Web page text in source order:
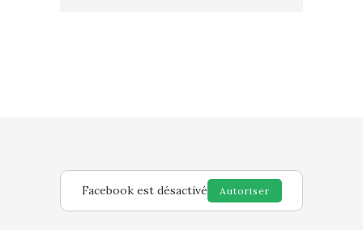
Facebook est désactivé Autoriser